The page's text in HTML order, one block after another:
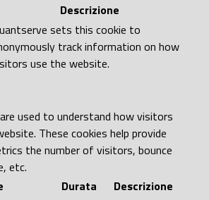
Descrizione
sets this cookie to
track information on how
use the website.
used to understand how visitors
These cookies help provide
the number of visitors, bounce
etc.
Durata Descrizione